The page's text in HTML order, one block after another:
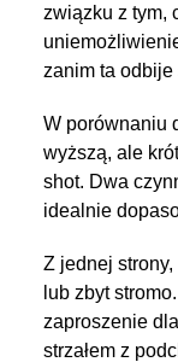
związku z tym,
zanim ta odbije
W porównaniu
wyższą, ale
shot. Dwa
idealnie
Z jednej
lub zbyt
zaproszenie
strzałem z